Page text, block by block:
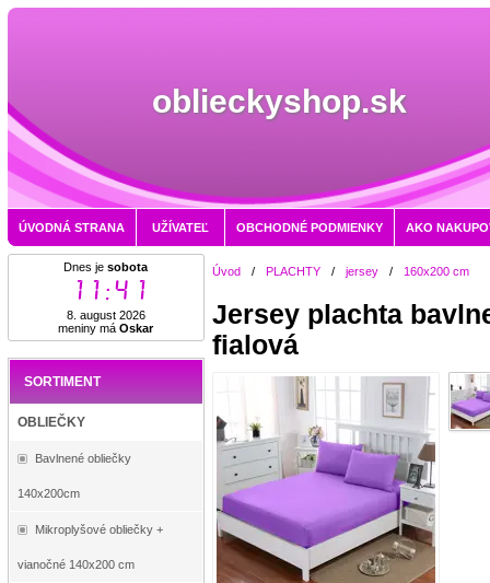
oblieckyshop.sk
ÚVODNÁ STRANA UŽÍVATEĽ OBCHODNÉ PODMIENKY AKO
Dnes jesobota
11:41
8. august 2026
meniny máOskar
SORTIMENT
OBLIEČKY
Bavlnené obliečky
140x200cm
Mikroplyšové obliečky +
vianočné 140x200 cm
Úvod / PLACHTY / jersey / 160x200 cm
Jersey plachta
fialová